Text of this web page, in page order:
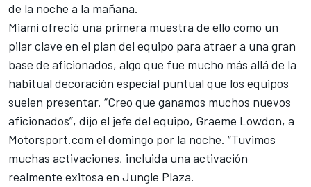
de la noche a la mañana.
Miami ofreció una primera muestra de ello como un
pilar clave en el plan del equipo para atraer a una gran
base de aficionados, algo que fue mucho más allá de la
habitual decoración especial puntual que los equipos
suelen presentar. “Creo que ganamos muchos nuevos
aficionados”, dijo el jefe del equipo, Graeme Lowdon, a
Motorsport.com el domingo por la noche. “Tuvimos
muchas activaciones, incluida una activación
realmente exitosa en Jungle Plaza.